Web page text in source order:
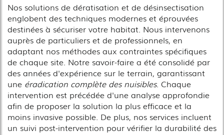
Nos solutions de dératisation et de désinsectisation
englobent des techniques modernes et éprouvées
destinées à sécuriser votre habitat. Nous intervenons
auprès de particuliers et de professionnels, en
adaptant nos méthodes aux contraintes spécifiques
de chaque site. Notre savoir-faire a été consolidé par
des années d'expérience sur le terrain, garantissant
une éradication complète des nuisibles. Chaque
intervention est précédée d'une analyse approfondie
afin de proposer la solution la plus efficace et la
moins invasive possible. De plus, nos services incluent
un suivi post-intervention pour vérifier la durabilité des